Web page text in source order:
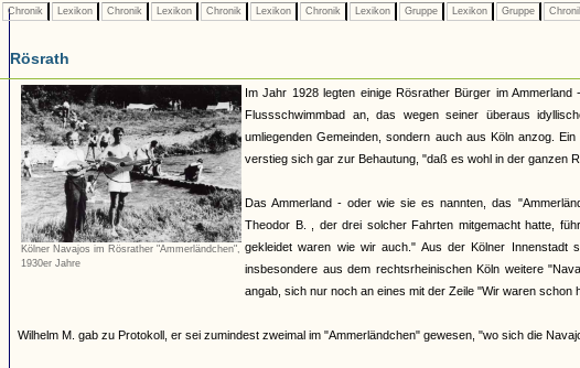
Chronik Lexikon Chronik Lexikon Chronik Lexikon Chronik Lexikon Gruppe Lexikon Gruppe
Rösrath
Kölner Navajos im Rösrather "Ammerländchen",
1930er Jahre
Im Jahr 1928 legten einige Rösrather Bürger im
Flussschwimmbad an, das wegen seiner überaus
umliegenden Gemeinden, sondern auch aus Köln anzog.
verstieg sich gar zur Behautung, "daß es wohl in der ganzen
Das Ammerland - oder wie sie es nannten, das
Theodor B. , der drei solcher Fahrten mitgemacht hatte,
gekleidet waren wie wir auch." Aus der Kölner Innenstadt
insbesondere aus dem rechtsrheinischen Köln weitere
angab, sich nur noch an eines mit der Zeile "Wir waren schon
Wilhelm M. gab zu Protokoll, er sei zumindest zweimal im "Ammerländchen" gewesen, "wo sich die